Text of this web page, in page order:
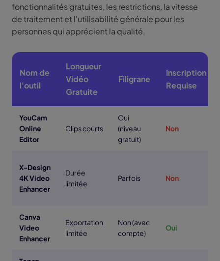
fonctionnalités gratuites, les restrictions, la vitesse
de traitement et l'utilisabilité générale pour les
personnes qui apprécient la qualité.
Nom de
l'outil
Longueur
Vidéo
Gratuite
Filigrane
Inscription
Requise
YouCam
Online
Editor
Clips courts
Oui
(niveau
gratuit)
Non
X-Design
4K Video
Enhancer
Durée
limitée
Parfois Non
Canva
Video
Enhancer
Exportation
limitée
Non (avec
compte)
Oui